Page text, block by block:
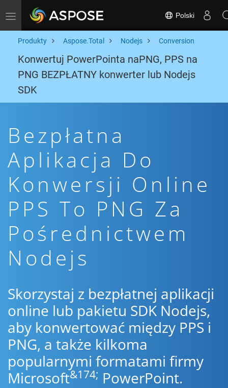
Toggle navigation Polski
Produkty Aspose.Total Nodejs Conversion
Konwertuj PowerPointa naPNG, PPS na
PNG BEZPŁATNY konwerter lub Nodejs
SDK
Bezpłatna
Aplikacja Do
Konwersji Online
PPS To PNG Za
Pośrednictwem
Nodejs
Skorzystaj z bezpłatnej aplikacji
online lub pakietu SDK Nodejs,
aby konwertować między PPS i
PNG, a także kilkoma
popularnymi formatami firmy
Microsoft&174; PowerPoint.